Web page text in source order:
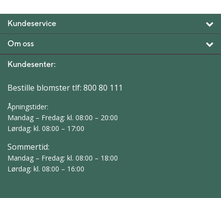
Kundeservice
Om oss
Kundesenter:
Bestille blomster tlf: 800 80 111
Åpningstider:
Mandag – Fredag: kl. 08:00 – 20:00
Lørdag: kl. 08:00 – 17:00
Sommertid:
Mandag – Fredag: kl. 08:00 – 18:00
Lørdag: kl. 08:00 – 16:00